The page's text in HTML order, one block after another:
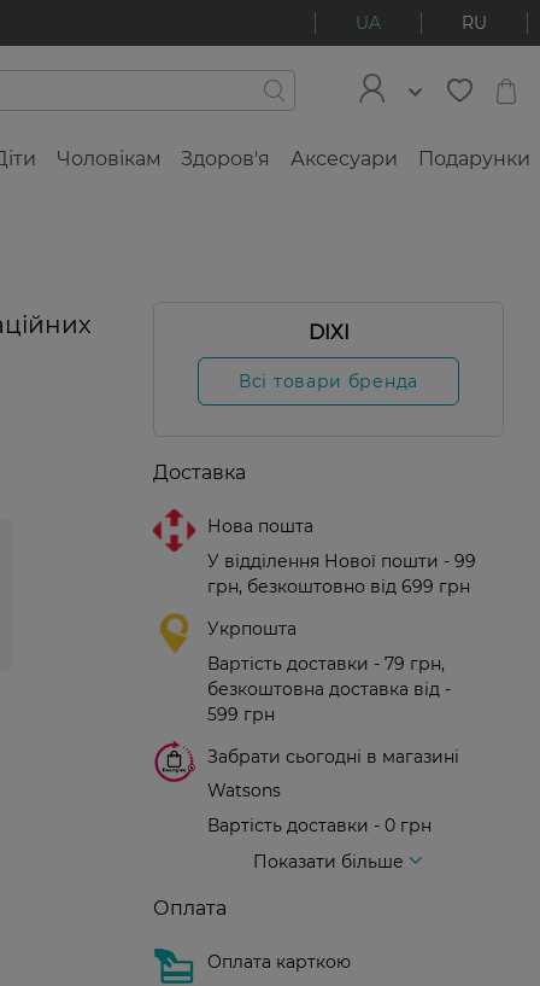
UA RU
Чоловікам Здоров'я Аксесуари Подарунки
DIXI
Всі товари бренда
Доставка
Нова пошта
У відділення Нової пошти - 99
грн, безкоштовно від 699 грн
Укрпошта
Вартість доставки - 79 грн,
безкоштовна доставка від -
599 грн
Забрати сьогодні в магазині
Watsons
Вартість доставки - 0 грн
Показати більше
Оплата
Оплата карткою